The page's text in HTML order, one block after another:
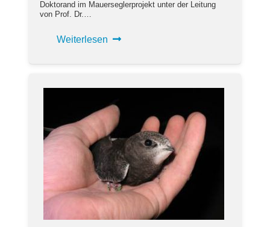
Doktorand im Mauerseglerprojekt unter der Leitung
von Prof. Dr.…
Weiterlesen